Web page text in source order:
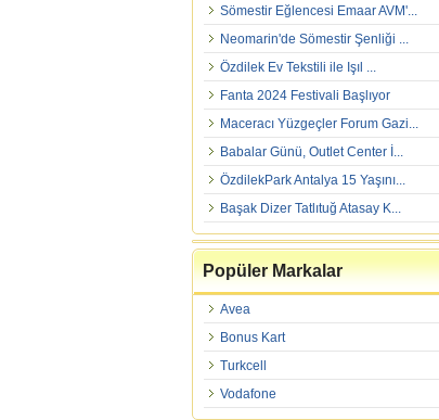
Sömestir Eğlencesi Emaar AVM'...
Neomarin'de Sömestir Şenliği ...
Özdilek Ev Tekstili ile Işıl ...
Fanta 2024 Festivali Başlıyor
Maceracı Yüzgeçler Forum Gazi...
Babalar Günü, Outlet Center İ...
ÖzdilekPark Antalya 15 Yaşını...
Başak Dizer Tatlıtuğ Atasay K...
Popüler Markalar
Avea
Bonus Kart
Turkcell
Vodafone